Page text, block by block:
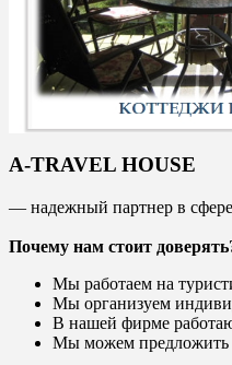
A-TRAVEL HOUSE
— надежный партнер в сфере
Почему нам стоит
Мы работаем на
Мы организуем
В нашей фирме
Мы можем предложить